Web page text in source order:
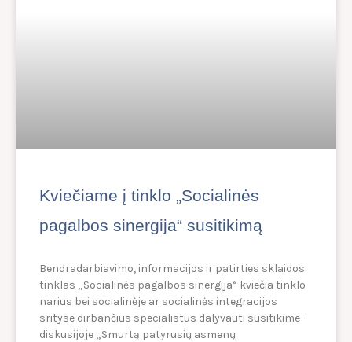
Kviečiame į tinklo „Socialinės
pagalbos sinergija“ susitikimą
Bendradarbiavimo, informacijos ir patirties sklaidos
tinklas „Socialinės pagalbos sinergija“ kviečia tinklo
narius bei socialinėje ar socialinės integracijos
srityse dirbančius specialistus dalyvauti susitikime–
diskusijoje „Smurtą patyrusių asmenų